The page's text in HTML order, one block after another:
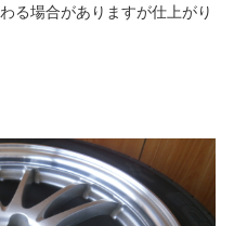
る場合がありますが仕上がり